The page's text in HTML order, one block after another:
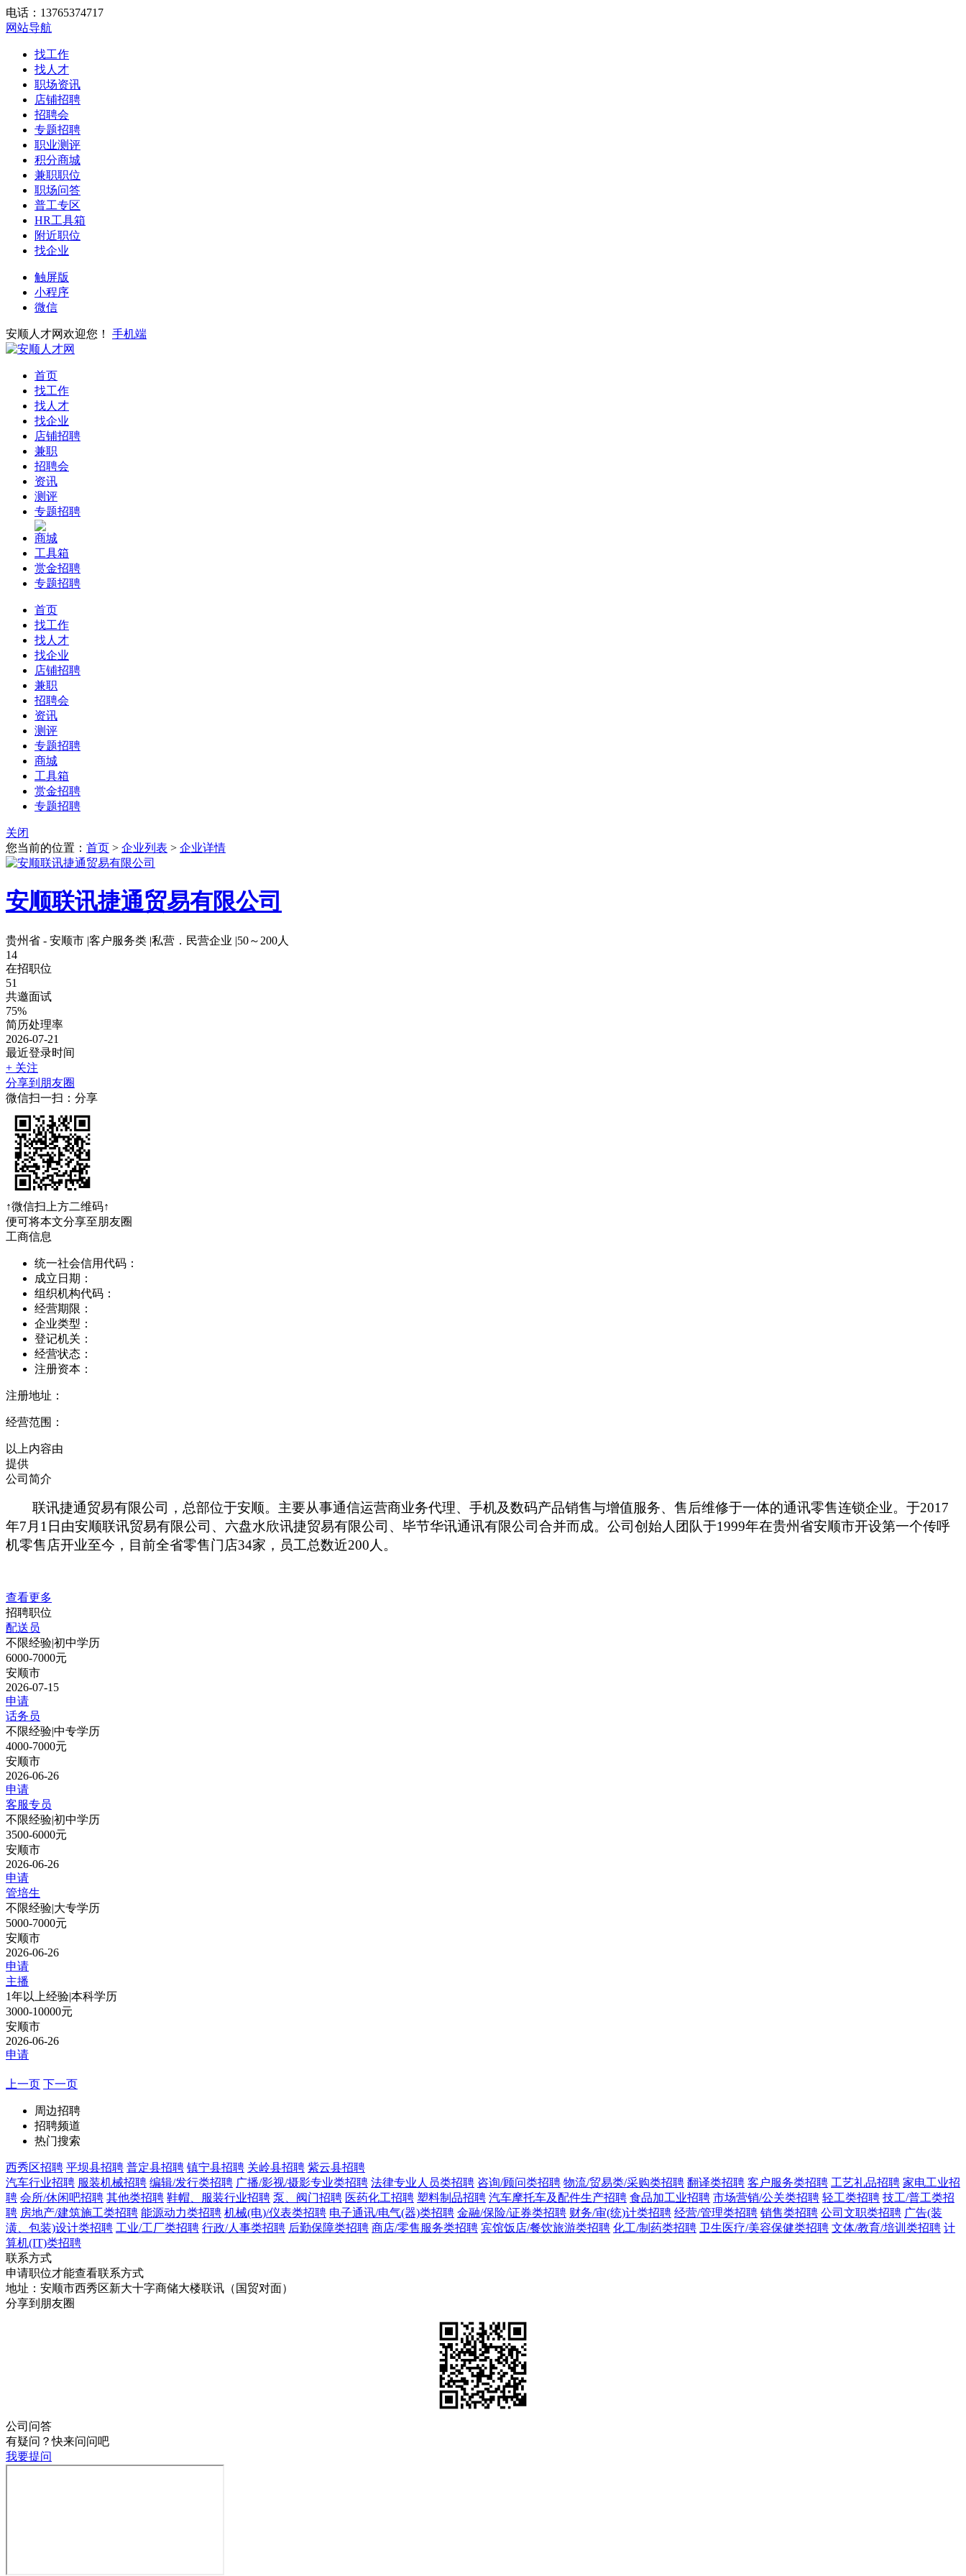
电话：13765374717
网站导航
找工作
找人才
职场资讯
店铺招聘
招聘会
专题招聘
职业测评
积分商城
兼职职位
职场问答
普工专区
HR工具箱
附近职位
找企业
触屏版
小程序
微信
安顺人才网欢迎您！ 手机端
首页
找工作
找人才
找企业
店铺招聘
兼职
招聘会
资讯
测评
专题招聘
商城
工具箱
赏金招聘
专题招聘
首页
找工作
找人才
找企业
店铺招聘
兼职
招聘会
资讯
测评
专题招聘
商城
工具箱
赏金招聘
专题招聘
关闭
您当前的位置： 首页 > 企业列表 > 企业详情
安顺联讯捷通贸易有限公司
贵州省 - 安顺市 |客户服务类 |私营．民营企业 |50～200人
14
在招职位
51
共邀面试
75%
简历处理率
2026-07-21
最近登录时间
+ 关注
分享到朋友圈
微信扫一扫：分享
↑微信扫上方二维码↑
便可将本文分享至朋友圈
工商信息
统一社会信用代码：
成立日期：
组织机构代码：
经营期限：
企业类型：
登记机关：
经营状态：
注册资本：
注册地址：
经营范围：
以上内容由
提供
公司简介
联讯捷通贸易有限公司，总部位于安顺。主要从事通信运营商业务代理、手机及数码产品销售与增值服务、售后维修于一体的通讯零售连锁企业。于2017
年7月1日由安顺联讯贸易有限公司、六盘水欣讯捷贸易有限公司、毕节华讯通讯有限公司合并而成。公司创始人团队于1999年在贵州省安顺市开设第一个传呼
机零售店开业至今，目前全省零售门店34家，员工总数近200人。
查看更多
招聘职位
配送员
不限经验|初中学历
6000-7000元
安顺市
2026-07-15
申请
话务员
不限经验|中专学历
4000-7000元
安顺市
2026-06-26
申请
客服专员
不限经验|初中学历
3500-6000元
安顺市
2026-06-26
申请
管培生
不限经验|大专学历
5000-7000元
安顺市
2026-06-26
申请
主播
1年以上经验|本科学历
3000-10000元
安顺市
2026-06-26
申请
上一页 下一页
周边招聘
招聘频道
热门搜索
西秀区招聘 平坝县招聘 普定县招聘 镇宁县招聘 关岭县招聘 紫云县招聘
汽车行业招聘 服装机械招聘 编辑/发行类招聘 广播/影视/摄影专业类招聘 法律专业人员类招聘 咨询/顾问类招聘 物流/贸易类/采购类招聘 翻译类招聘 客户服务类招聘 工艺礼品招聘 家电工业招
聘 会所/休闲吧招聘 其他类招聘 鞋帽、服装行业招聘 泵、阀门招聘 医药化工招聘 塑料制品招聘 汽车摩托车及配件生产招聘 食品加工业招聘 市场营销/公关类招聘 轻工类招聘 技工/普工类招
聘 房地产/建筑施工类招聘 能源动力类招聘 机械(电)/仪表类招聘 电子通讯/电气(器)类招聘 金融/保险/证券类招聘 财务/审(统)计类招聘 经营/管理类招聘 销售类招聘 公司文职类招聘 广告(装
潢、包装)设计类招聘 工业/工厂类招聘 行政/人事类招聘 后勤保障类招聘 商店/零售服务类招聘 宾馆饭店/餐饮旅游类招聘 化工/制药类招聘 卫生医疗/美容保健类招聘 文体/教育/培训类招聘 计
算机(IT)类招聘
联系方式
申请职位才能查看联系方式
地址：安顺市西秀区新大十字商储大楼联讯（国贸对面）
分享到朋友圈
公司问答
有疑问？快来问问吧
我要提问